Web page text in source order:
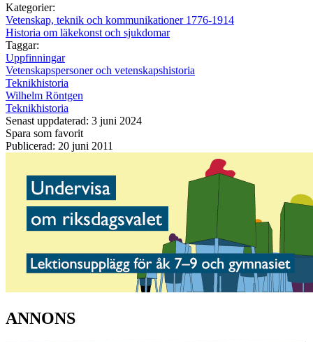
Kategorier:
Vetenskap, teknik och kommunikationer 1776-1914
Historia om läkekonst och sjukdomar
Taggar:
Uppfinningar
Vetenskapspersoner och vetenskapshistoria
Teknikhistoria
Wilhelm Röntgen
Teknikhistoria
Senast uppdaterad: 3 juni 2024
Spara som favorit
Publicerad: 20 juni 2011
ANNONS